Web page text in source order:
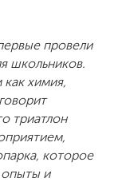
провели
школьников.
химия,
триатлон
которое
опыты и